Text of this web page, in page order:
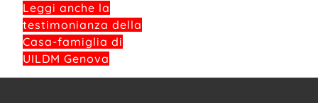
Leggi anche la
testimonianza della
Casa-famiglia di
UILDM Genova